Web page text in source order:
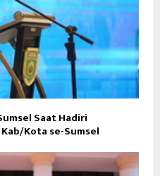
Saat Hadiri
Kota se-Sumsel